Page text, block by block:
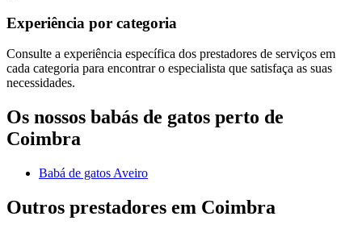
Experiência por categoria
Consulte a experiência específica dos prestadores de serviços em
cada categoria para encontrar o especialista que satisfaça as suas
necessidades.
Os nossos babás de gatos perto de
Coimbra
Babá de gatos Aveiro
Outros prestadores em Coimbra